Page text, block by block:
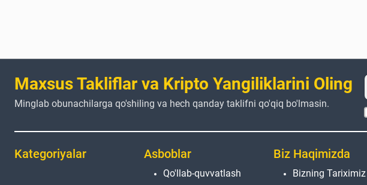
Maxsus Takliflar va Kripto Yangiliklarini Oling
Minglab obunachilarga qo'shiling va hech qanday taklifni qo'qiq bo'lmasin.
Kategoriyalar Asboblar
Qo'llab-quvvatlash
Biz Haqimizda
Bizning Tariximiz